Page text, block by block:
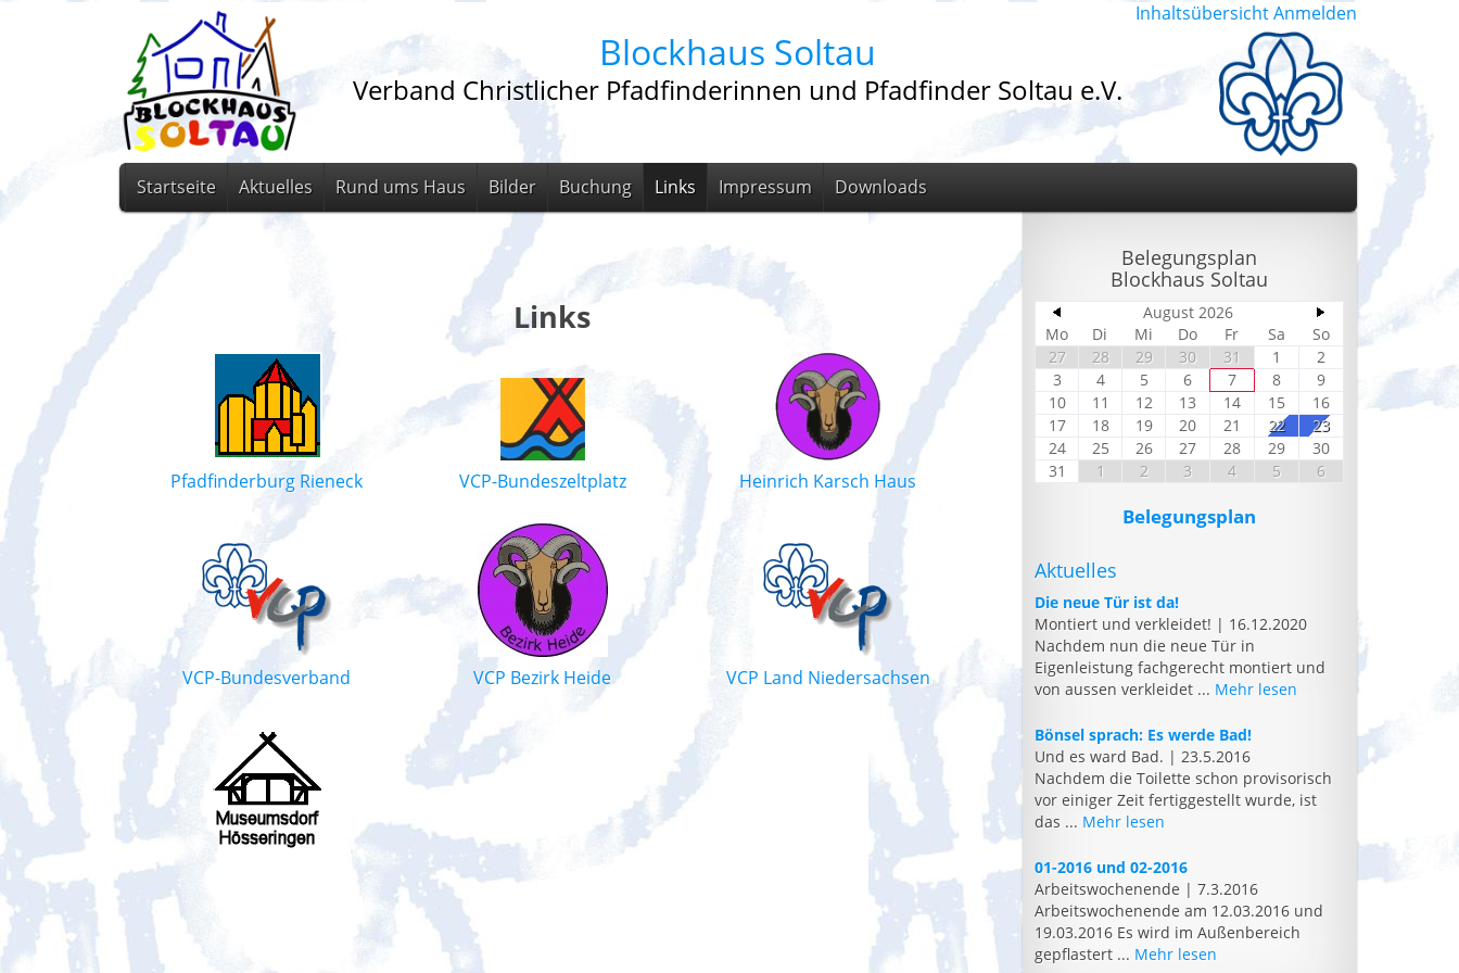
Inhaltsübersicht Anmelden
Blockhaus Soltau
Verband Christlicher Pfadfinderinnen und Pfadfinder Soltau e.V.
Startseite Aktuelles Rund ums Haus Bilder Buchung Links Impressum Downloads
Links
Pfadfinderburg Rieneck VCP-Bundeszeltplatz Heinrich Karsch Haus
VCP-Bundesverband VCP Bezirk Heide VCP Land Niedersachsen
Belegungsplan
Blockhaus Soltau
August 2026
Mo
Di Mi Do Fr Sa
So
27
28 29 30 31 1
2
3
4 5 6 7 8
9
10
11 12 13 14 15
16
17
18 19 20 21 22
23
24
25 26 27 28 29
30
31
1 2 3 4 5 6
Belegungsplan
Aktuelles
Die neue Tür ist da!
Montiert und verkleidet! | 16.12.2020
Nachdem nun die neue Tür in
Eigenleistung fachgerecht montiert und
von aussen verkleidet ... Mehr lesen
Bönsel sprach: Es werde Bad!
Und es ward Bad. | 23.5.2016
Nachdem die Toilette schon provisorisch
vor einiger Zeit fertiggestellt wurde, ist
das ... Mehr lesen
01-2016 und 02-2016
Arbeitswochenende |7.3.2016
Arbeitswochenende am 12.03.2016 und
19.03.2016 Es wird im Außenbereich
gepflastert ... Mehr lesen